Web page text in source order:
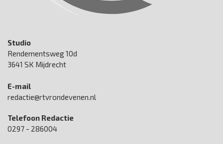
Studio
Rendementsweg 10d
3641 SK Mijdrecht
E-mail
redactie@rtvrondevenen.nl
Telefoon Redactie
0297 - 286004